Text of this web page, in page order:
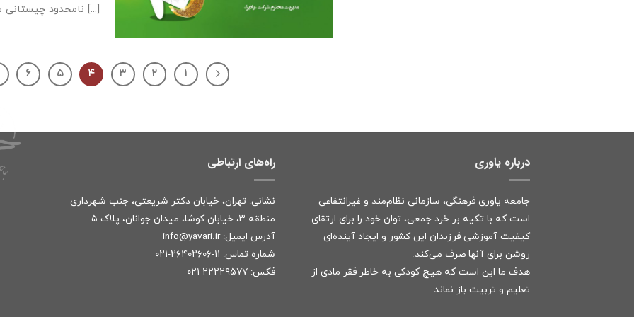
نامحدود چیستانی ست [...]
۱ ۲ ۳ ۴ ۵ ۶
درباره یاوری
جامعه یاوری فرهنگی، سازمانی نظام‌مند و غیرانتفاعی
است که با تکیه بر خرد جمعی، توان خود را برای ارتقای
کیفیت آموزشی فرزندان این کشور و ایجاد آینده‌ای
روشن برای آنها صرف می‌کند.
هدف ما این است که هیچ کودکی به خاطر فقر مادی از
تعلیم و تربیت باز نماند.
راه‌های ارتباطی
نشانی: تهران، خیابان دکتر شریعتی، جنب شهرداری
منطقه ۳، خیابان کوشا، میدان جوانان، پلاک ۵
آدرس ایمیل: info@yavari.ir
شماره تماس: ۱۱-۲۶۴۰۲۶۰۶-۰۲۱
فکس: ۲۲۲۲۹۵۷۷-۰۲۱